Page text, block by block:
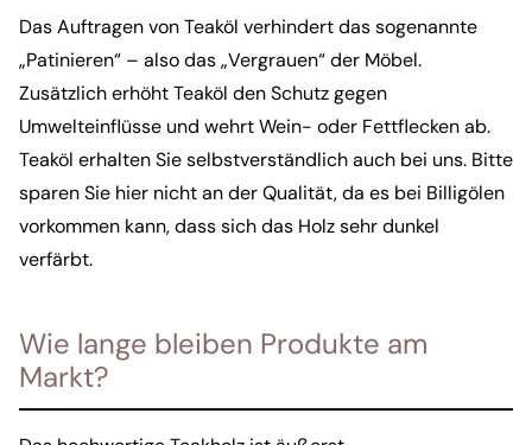
Das Auftragen von Teaköl verhindert das sogenannte
„Patinieren“ – also das „Vergrauen“ der Möbel.
Zusätzlich erhöht Teaköl den Schutz gegen
Umwelteinflüsse und wehrt Wein- oder Fettflecken ab.
Teaköl erhalten Sie selbstverständlich auch bei uns. Bitte
sparen Sie hier nicht an der Qualität, da es bei Billigölen
vorkommen kann, dass sich das Holz sehr dunkel
verfärbt.
Wie lange bleiben Produkte am
Markt?